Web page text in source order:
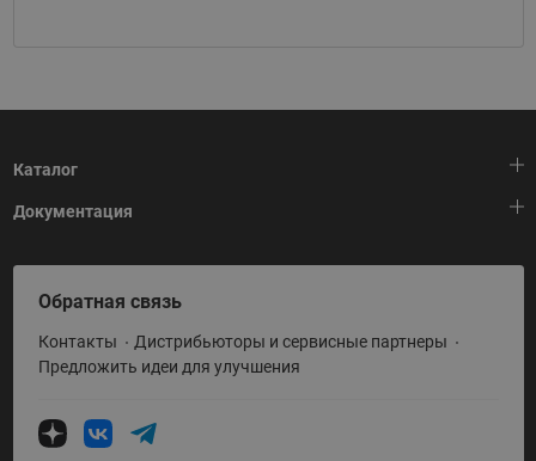
Каталог
Тепловая автоматика
Холодильная техника
Приводная техника
Промышленная автоматика
Теплообменное оборудование
Документация
HeatPlatform (Тепловая платформа)
Полезные программы и инструменты
Условия поставки
Обратная связь
Контакты
Дистрибьюторы и сервисные партнеры
Предложить идеи для улучшения